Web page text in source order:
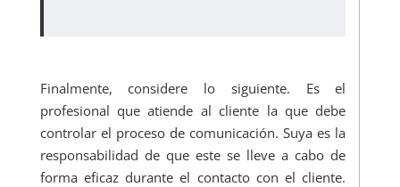
Finalmente, considere lo siguiente. Es el
profesional que atiende al cliente la que debe
controlar el proceso de comunicación. Suya es la
responsabilidad de que este se lleve a cabo de
forma eficaz durante el contacto con el cliente.